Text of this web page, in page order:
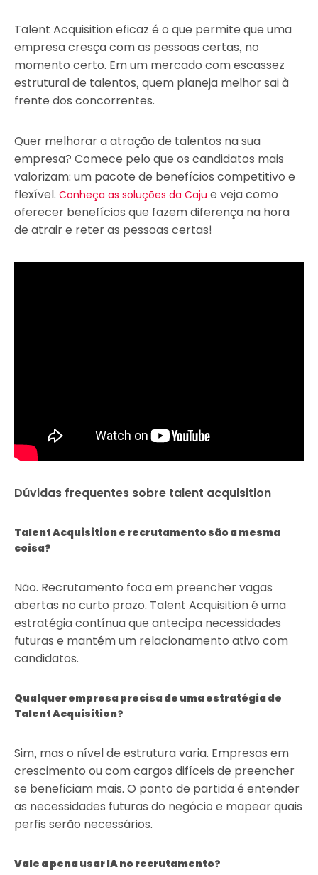
Talent Acquisition eficaz é o que permite que uma
empresa cresça com as pessoas certas, no
momento certo. Em um mercado com escassez
estrutural de talentos, quem planeja melhor sai à
frente dos concorrentes.
Quer melhorar a atração de talentos na sua
empresa? Comece pelo que os candidatos mais
valorizam: um pacote de benefícios competitivo e
flexível. Conheça as soluções da Caju e veja como
oferecer benefícios que fazem diferença na hora
de atrair e reter as pessoas certas!
Dúvidas frequentes sobre talent acquisition
Talent Acquisition e recrutamento são a mesma
coisa?
Não. Recrutamento foca em preencher vagas
abertas no curto prazo. Talent Acquisition é uma
estratégia contínua que antecipa necessidades
futuras e mantém um relacionamento ativo com
candidatos.
Qualquer empresa precisa de uma estratégia de
Talent Acquisition?
Sim, mas o nível de estrutura varia. Empresas em
crescimento ou com cargos difíceis de preencher
se beneficiam mais. O ponto de partida é entender
as necessidades futuras do negócio e mapear quais
perfis serão necessários.
Vale a pena usar IA no recrutamento?